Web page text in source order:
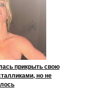
прикрыть свою
но не